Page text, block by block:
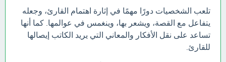
تلعب الشخصيات دورًا مهمًا في إثارة اهتمام القارئ، وجعله
يتفاعل مع القصة، ويشعر بها، وينغمس في عوالمها. كما أنها
تساعد على نقل الأفكار والمعاني التي يريد الكاتب إيصالها
للقارئ.